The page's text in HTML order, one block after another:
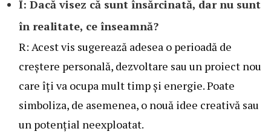
Î: Dacă visez că sunt însărcinată, dar nu sunt
în realitate, ce înseamnă?
R: Acest vis sugerează adesea o perioadă de
creștere personală, dezvoltare sau un proiect nou
care îți va ocupa mult timp și energie. Poate
simboliza, de asemenea, o nouă idee creativă sau
un potențial neexploatat.